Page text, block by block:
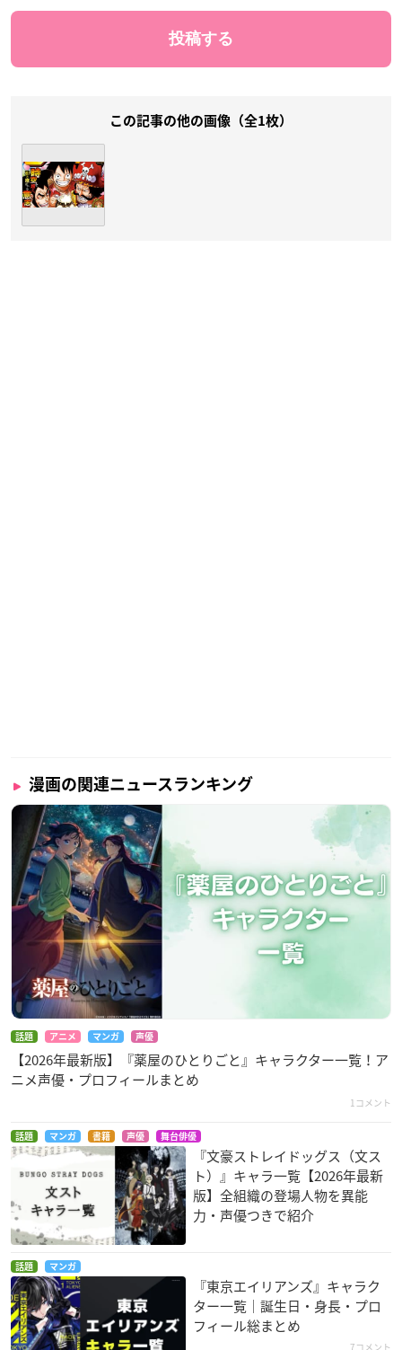
この記事の他の画像（全1枚）
漫画の関連ニュースランキング
話題 アニメ マンガ 声優
【2026年最新版】『薬屋のひとりごと』キャラクター一覧！ア
ニメ声優・プロフィールまとめ
1コメント
話題 マンガ 書籍 声優 舞台俳優
『文豪ストレイドッグス（文ス
ト）』キャラ一覧【2026年最新
版】全組織の登場人物を異能
力・声優つきで紹介
話題 マンガ
『東京エイリアンズ』キャラク
ター一覧｜誕生日・身長・プロ
フィール総まとめ
7コメント